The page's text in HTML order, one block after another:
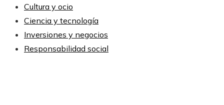
Cultura y ocio
Ciencia y tecnología
Inversiones y negocios
Responsabilidad social